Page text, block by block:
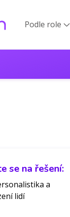
Podle role 
se na řešení:
a
lidí